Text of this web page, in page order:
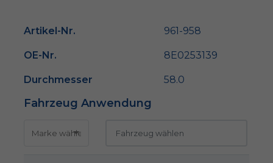
Artikel-Nr. 961-958
OE-Nr. 8E0253139
Durchmesser 58.0
Fahrzeug Anwendung